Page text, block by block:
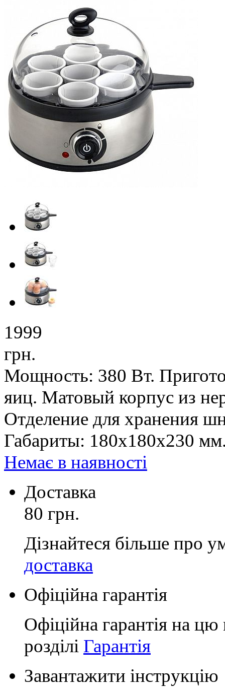
1999
грн.
Мощность: 380 Вт.
яиц. Матовый корпус из
Отделение для хранения
Габариты: 180х180х230
Немає в наявності
Доставка
80 грн.
Дізнайтеся більше про
доставка
Офіційна гарантія
Офіційна гарантія на
розділі Гарантія
Завантажити інструкцію